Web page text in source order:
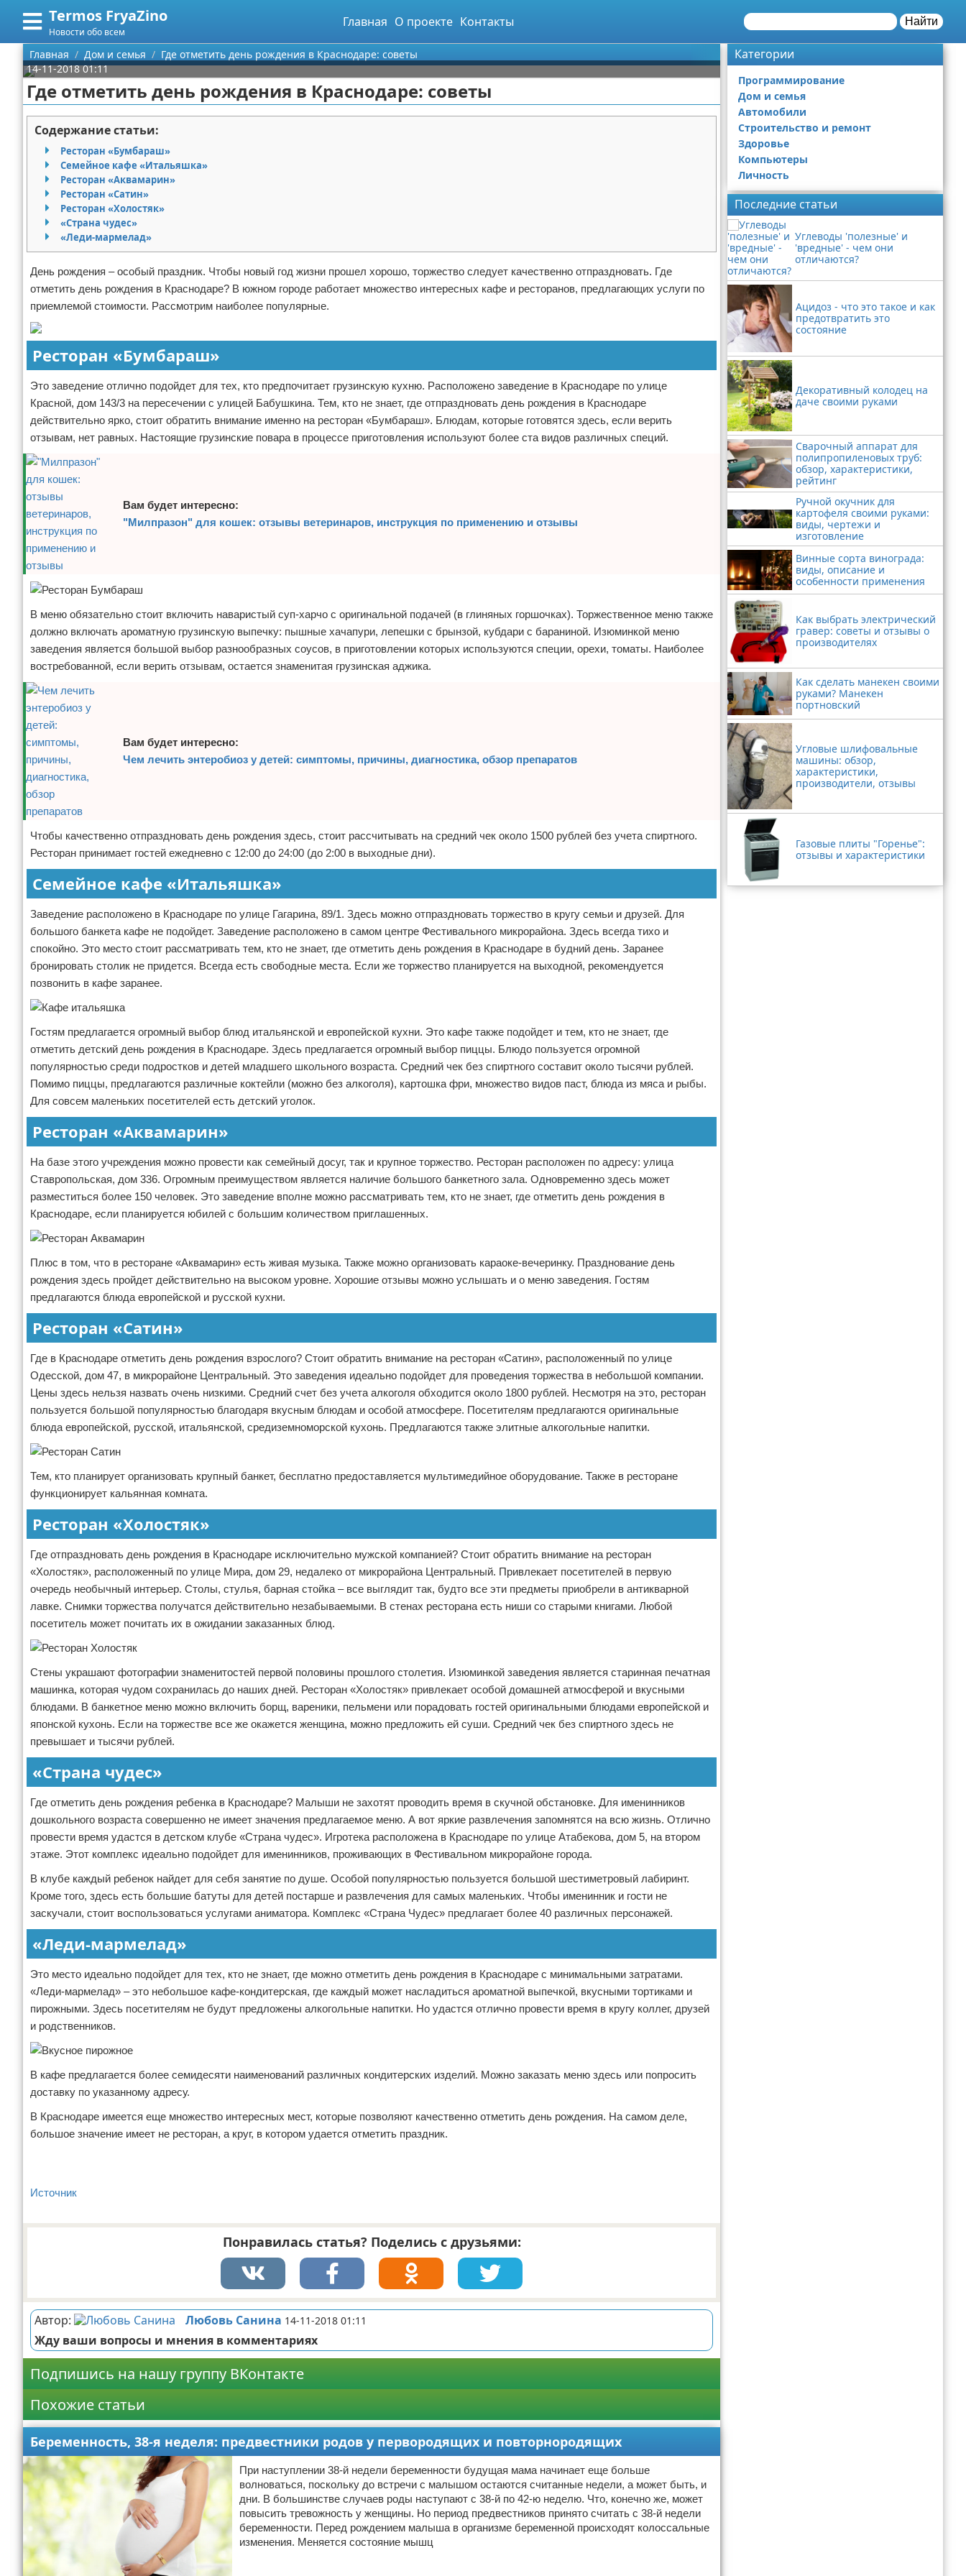
Termos FryaZino
Новости обо всем
Главная О проекте Контакты Найти
Меню
Главная
Категории
Программирование
Дом и семья
Автомобили
Строительство и ремонт
Здоровье
Компьютеры
Личность
Поиск
О проекте
Контакты
Сотрудничество
Размещение рекламы
Для правообладателей
Условия предоставления информации
Отказ от ответственности
Главная Дом и семья
Где отметить день рождения в Краснодаре: советы
14-11-2018 01:11
Где отметить день рождения в Краснодаре: советы
Содержание статьи:
Ресторан «Бумбараш»
Семейное кафе «Итальяшка»
Ресторан «Аквамарин»
Ресторан «Сатин»
Ресторан «Холостяк»
«Страна чудес»
«Леди-мармелад»
День рождения – особый праздник. Чтобы новый год жизни прошел хорошо, торжество следует качественно отпраздновать. Где
отметить день рождения в Краснодаре? В южном городе работает множество интересных кафе и ресторанов, предлагающих услуги по
приемлемой стоимости. Рассмотрим наиболее популярные.
Ресторан «Бумбараш»
Это заведение отлично подойдет для тех, кто предпочитает грузинскую кухню. Расположено заведение в Краснодаре по улице
Красной, дом 143/3 на пересечении с улицей Бабушкина. Тем, кто не знает, где отпраздновать день рождения в Краснодаре
действительно ярко, стоит обратить внимание именно на ресторан «Бумбараш». Блюдам, которые готовятся здесь, если верить
отзывам, нет равных. Настоящие грузинские повара в процессе приготовления используют более ста видов различных специй.
Вам будет интересно:
"Милпразон" для кошек: отзывы ветеринаров, инструкция по применению и отзывы
В меню обязательно стоит включить наваристый суп-харчо с оригинальной подачей (в глиняных горшочках). Торжественное меню также
должно включать ароматную грузинскую выпечку: пышные хачапури, лепешки с брынзой, кубдари с бараниной. Изюминкой меню
заведения является большой выбор разнообразных соусов, в приготовлении которых используются специи, орехи, томаты. Наиболее
востребованной, если верить отзывам, остается знаменитая грузинская аджика.
Вам будет интересно:
Чем лечить энтеробиоз у детей: симптомы, причины, диагностика, обзор препаратов
Чтобы качественно отпраздновать день рождения здесь, стоит рассчитывать на средний чек около 1500 рублей без учета спиртного.
Ресторан принимает гостей ежедневно с 12:00 до 24:00 (до 2:00 в выходные дни).
Семейное кафе «Итальяшка»
Заведение расположено в Краснодаре по улице Гагарина, 89/1. Здесь можно отпраздновать торжество в кругу семьи и друзей. Для
большого банкета кафе не подойдет. Заведение расположено в самом центре Фестивального микрорайона. Здесь всегда тихо и
спокойно. Это место стоит рассматривать тем, кто не знает, где отметить день рождения в Краснодаре в будний день. Заранее
бронировать столик не придется. Всегда есть свободные места. Если же торжество планируется на выходной, рекомендуется
позвонить в кафе заранее.
Гостям предлагается огромный выбор блюд итальянской и европейской кухни. Это кафе также подойдет и тем, кто не знает, где
отметить детский день рождения в Краснодаре. Здесь предлагается огромный выбор пиццы. Блюдо пользуется огромной
популярностью среди подростков и детей младшего школьного возраста. Средний чек без спиртного составит около тысячи рублей.
Помимо пиццы, предлагаются различные коктейли (можно без алкоголя), картошка фри, множество видов паст, блюда из мяса и рыбы.
Для совсем маленьких посетителей есть детский уголок.
Ресторан «Аквамарин»
На базе этого учреждения можно провести как семейный досуг, так и крупное торжество. Ресторан расположен по адресу: улица
Ставропольская, дом 336. Огромным преимуществом является наличие большого банкетного зала. Одновременно здесь может
разместиться более 150 человек. Это заведение вполне можно рассматривать тем, кто не знает, где отметить день рождения в
Краснодаре, если планируется юбилей с большим количеством приглашенных.
Плюс в том, что в ресторане «Аквамарин» есть живая музыка. Также можно организовать караоке-вечеринку. Празднование день
рождения здесь пройдет действительно на высоком уровне. Хорошие отзывы можно услышать и о меню заведения. Гостям
предлагаются блюда европейской и русской кухни.
Ресторан «Сатин»
Где в Краснодаре отметить день рождения взрослого? Стоит обратить внимание на ресторан «Сатин», расположенный по улице
Одесской, дом 47, в микрорайоне Центральный. Это заведения идеально подойдет для проведения торжества в небольшой компании.
Цены здесь нельзя назвать очень низкими. Средний счет без учета алкоголя обходится около 1800 рублей. Несмотря на это, ресторан
пользуется большой популярностью благодаря вкусным блюдам и особой атмосфере. Посетителям предлагаются оригинальные
блюда европейской, русской, итальянской, средиземноморской кухонь. Предлагаются также элитные алкогольные напитки.
Тем, кто планирует организовать крупный банкет, бесплатно предоставляется мультимедийное оборудование. Также в ресторане
функционирует кальянная комната.
Ресторан «Холостяк»
Где отпраздновать день рождения в Краснодаре исключительно мужской компанией? Стоит обратить внимание на ресторан
«Холостяк», расположенный по улице Мира, дом 29, недалеко от микрорайона Центральный. Привлекает посетителей в первую
очередь необычный интерьер. Столы, стулья, барная стойка – все выглядит так, будто все эти предметы приобрели в антикварной
лавке. Снимки торжества получатся действительно незабываемыми. В стенах ресторана есть ниши со старыми книгами. Любой
посетитель может почитать их в ожидании заказанных блюд.
Стены украшают фотографии знаменитостей первой половины прошлого столетия. Изюминкой заведения является старинная печатная
машинка, которая чудом сохранилась до наших дней. Ресторан «Холостяк» привлекает особой домашней атмосферой и вкусными
блюдами. В банкетное меню можно включить борщ, вареники, пельмени или порадовать гостей оригинальными блюдами европейской и
японской кухонь. Если на торжестве все же окажется женщина, можно предложить ей суши. Средний чек без спиртного здесь не
превышает и тысячи рублей.
«Страна чудес»
Где отметить день рождения ребенка в Краснодаре? Малыши не захотят проводить время в скучной обстановке. Для именинников
дошкольного возраста совершенно не имеет значения предлагаемое меню. А вот яркие развлечения запомнятся на всю жизнь. Отлично
провести время удастся в детском клубе «Страна чудес». Игротека расположена в Краснодаре по улице Атабекова, дом 5, на втором
этаже. Этот комплекс идеально подойдет для именинников, проживающих в Фестивальном микрорайоне города.
В клубе каждый ребенок найдет для себя занятие по душе. Особой популярностью пользуется большой шестиметровый лабиринт.
Кроме того, здесь есть большие батуты для детей постарше и развлечения для самых маленьких. Чтобы именинник и гости не
заскучали, стоит воспользоваться услугами аниматора. Комплекс «Страна Чудес» предлагает более 40 различных персонажей.
«Леди-мармелад»
Это место идеально подойдет для тех, кто не знает, где можно отметить день рождения в Краснодаре с минимальными затратами.
«Леди-мармелад» – это небольшое кафе-кондитерская, где каждый может насладиться ароматной выпечкой, вкусными тортиками и
пирожными. Здесь посетителям не будут предложены алкогольные напитки. Но удастся отлично провести время в кругу коллег, друзей
и родственников.
В кафе предлагается более семидесяти наименований различных кондитерских изделий. Можно заказать меню здесь или попросить
доставку по указанному адресу.
В Краснодаре имеется еще множество интересных мест, которые позволяют качественно отметить день рождения. На самом деле,
большое значение имеет не ресторан, а круг, в котором удается отметить праздник.
Источник
Понравилась статья? Поделись с друзьями:
Автор: Любовь Санина 14-11-2018 01:11
Жду ваши вопросы и мнения в комментариях
Подпишись на нашу группу ВКонтакте
Похожие статьи
Беременность, 38-я неделя: предвестники родов у первородящих и повторнородящих
При наступлении 38-й недели беременности будущая мама начинает еще больше
волноваться, поскольку до встречи с малышом остаются считанные недели, а может быть, и
дни. В большинстве случаев роды наступают с 38-й по 42-ю неделю. Что, конечно же, может
повысить тревожность у женщины. Но период предвестников принято считать с 38-й недели
беременности. Перед рождением малыша в организме беременной происходят колоссальные
изменения. Меняется состояние мышц
Категории
Программирование
Дом и семья
Автомобили
Строительство и ремонт
Здоровье
Компьютеры
Личность
Последние статьи
Углеводы 'полезные' и
'вредные' - чем они
отличаются?
Ацидоз - что это такое и как
предотвратить это
состояние
Декоративный колодец на
даче своими руками
Сварочный аппарат для
полипропиленовых труб:
обзор, характеристики,
рейтинг
Ручной окучник для
картофеля своими руками:
виды, чертежи и
изготовление
Винные сорта винограда:
виды, описание и
особенности применения
Как выбрать электрический
гравер: советы и отзывы о
производителях
Как сделать манекен своими
руками? Манекен
портновский
Угловые шлифовальные
машины: обзор,
характеристики,
производители, отзывы
Газовые плиты "Горенье":
отзывы и характеристики